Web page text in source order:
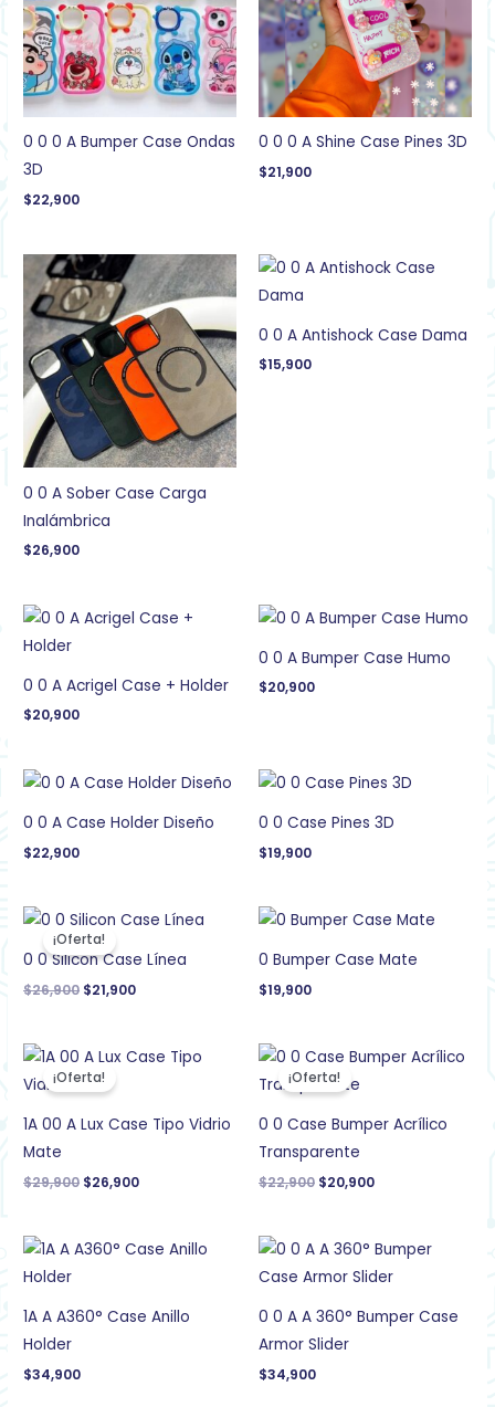
0 0 0 A Bumper Case Ondas
3D
$22,900
0 0 0 A Shine Case Pines 3D
$21,900
0 0 A Sober Case Carga
Inalámbrica
$26,900
0 0 A Antishock Case Dama
$15,900
0 0 A Acrigel Case + Holder
$20,900
0 0 A Bumper Case Humo
$20,900
0 0 A Case Holder Diseño
$22,900
0 0 Case Pines 3D
$19,900
¡Oferta!
0 0 Silicon Case Línea
$26,900
El
precio
original
era:
$26,900.
$21,900
El
precio
actual
es:
$21,900.
0 Bumper Case Mate
$19,900
¡Oferta!
1A 00 A Lux Case Tipo Vidrio
Mate
$29,900
El
precio
original
$29,900.
$26,900
El
precio
$26,900.
¡Oferta!
0 0 Case Bumper Acrílico
Transparente
$22,900
El
precio
original
$22,900.
$20,900
El
precio
$20,900.
1A A A360° Case Anillo
Holder
$34,900
0 0 A A 360° Bumper Case
Armor Slider
$34,900